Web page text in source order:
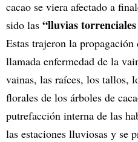
cacao se viera afectado a
sido las “lluvias
Estas trajeron la
llamada enfermedad de la
vainas, las raíces, los tallos,
florales de los árboles de
putrefacción interna de las
las estaciones lluviosas y se